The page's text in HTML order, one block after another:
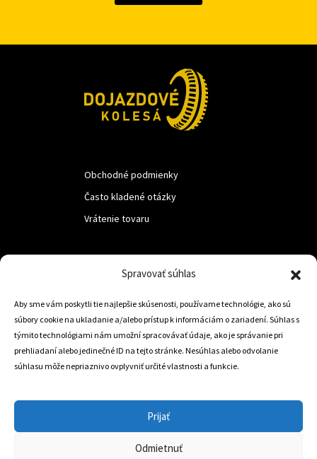
Spravovať súhlas
Aby sme vám poskytli tie najlepšie skúsenosti, používame technológie, ako sú
súbory cookie na ukladanie a/alebo prístup k informáciám o zariadení. Súhlas s
týmito technológiami nám umožní spracovávať údaje, ako je správanie pri
prehliadaní alebo jedinečné ID na tejto stránke. Nesúhlas alebo odvolanie
súhlasu môže nepriaznivo ovplyvniť určité vlastnosti a funkcie.
Prijať
Odmietnuť
Obchodné podmienky
Často kladené otázky
Vrátenie tovaru
Trstená 02801
+421 905 806 234
Český Eshop